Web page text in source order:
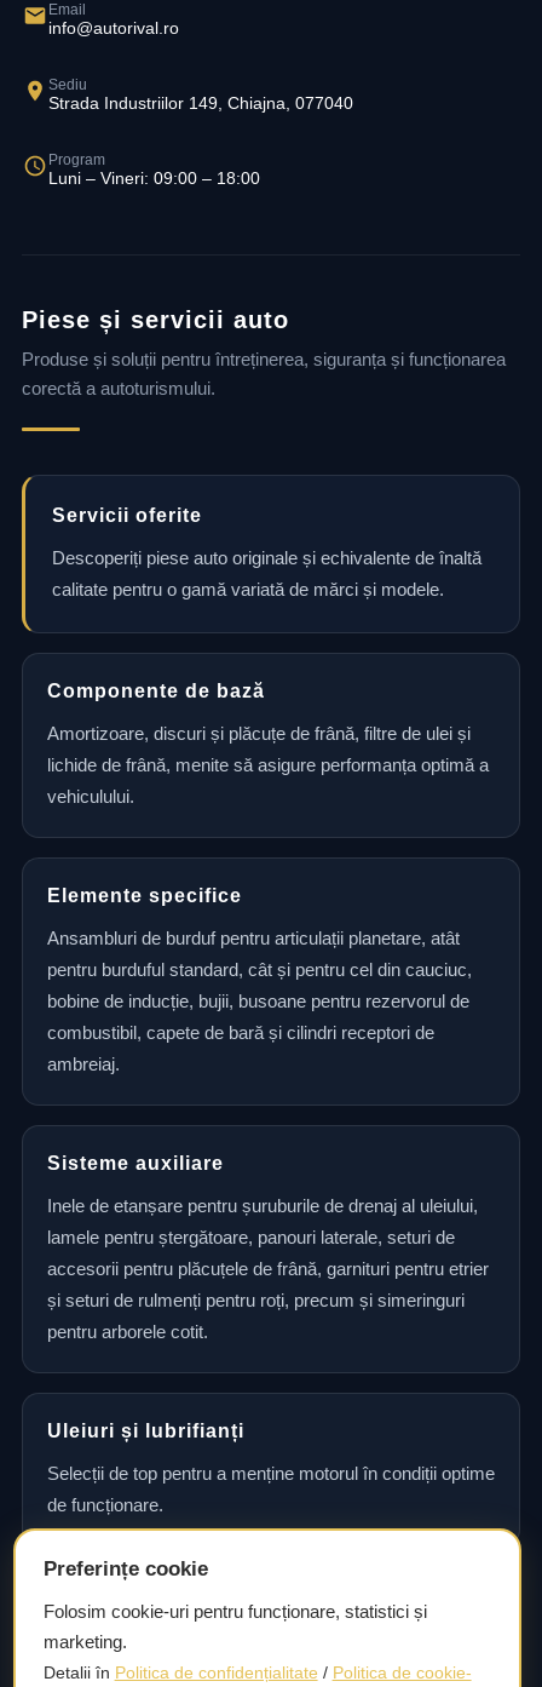
Email
info@autorival.ro
Sediu
Strada Industriilor 149, Chiajna, 077040
Program
Luni – Vineri: 09:00 – 18:00
Piese și servicii auto
Produse și soluții pentru întreținerea, siguranța și funcționarea
corectă a autoturismului.
Servicii oferite
Descoperiți piese auto originale și echivalente de înaltă
calitate pentru o gamă variată de mărci și modele.
Componente de bază
Amortizoare, discuri și plăcuțe de frână, filtre de ulei și
lichide de frână, menite să asigure performanța optimă a
vehiculului.
Elemente specifice
Ansambluri de burduf pentru articulații planetare, atât
pentru burduful standard, cât și pentru cel din cauciuc,
bobine de inducție, bujii, busoane pentru rezervorul de
combustibil, capete de bară și cilindri receptori de
ambreiaj.
Sisteme auxiliare
Inele de etanșare pentru șuruburile de drenaj al uleiului,
lamele pentru ștergătoare, panouri laterale, seturi de
accesorii pentru plăcuțele de frână, garnituri pentru etrier
și seturi de rulmenți pentru roți, precum și simeringuri
pentru arborele cotit.
Uleiuri și lubrifianți
Selecții de top pentru a menține motorul în condiții optime
de funcționare.
Consultanță și asistență tehnică
Consultanță și asistență tehnică pentru alegerea pieselor
potrivite și efectuarea reparațiilor sau întreținerii corecte.
Preferințe cookie
Folosim cookie-uri pentru funcționare, statistici și
marketing.
Detalii în Politica de confidențialitate / Politica de cookie-